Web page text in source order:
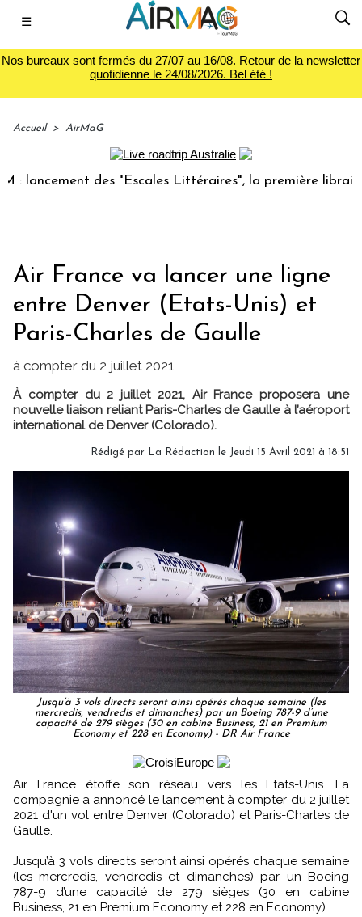
☰
Nos bureaux sont fermés du 27/07 au 16/08. Retour de la newsletter
quotidienne le 24/08/2026. Bel été !
Accueil > AirMaG
des "Escales Littéraires", la première librairie du
Air France va lancer une ligne
entre Denver (Etats-Unis) et
Paris-Charles de Gaulle
à compter du 2 juillet 2021
À compter du 2 juillet 2021, Air France proposera une
nouvelle liaison reliant Paris-Charles de Gaulle à l’aéroport
international de Denver (Colorado).
Rédigé par La Rédaction le Jeudi 15 Avril 2021 à 18:51
Jusqu’à 3 vols directs seront ainsi opérés chaque semaine (les
mercredis, vendredis et dimanches) par un Boeing 787-9 d’une
capacité de 279 sièges (30 en cabine Business, 21 en Premium
Economy et 228 en Economy) - DR Air France
Air France étoffe son réseau vers les Etats-Unis. La
compagnie a annoncé le lancement à compter du 2 juillet
2021 d'un vol entre Denver (Colorado) et Paris-Charles de
Gaulle.
Jusqu’à 3 vols directs seront ainsi opérés chaque semaine
(les mercredis, vendredis et dimanches) par un Boeing
787-9 d’une capacité de 279 sièges (30 en cabine
Business, 21 en Premium Economy et 228 en Economy).